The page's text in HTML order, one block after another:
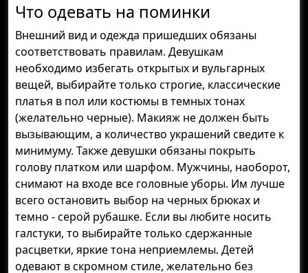
Что одевать на поминки
Внешний вид и одежда пришедших обязаны
соответствовать правилам. Девушкам
необходимо избегать открытых и вульгарных
вещей, выбирайте только строгие, классические
платья в пол или костюмы в темных тонах
(желательно черные). Макияж не должен быть
вызывающим, а количество украшений сведите к
минимуму. Также девушки обязаны покрыть
голову платком или шарфом. Мужчины, наоборот,
снимают на входе все головные уборы. Им лучше
всего остановить выбор на черных брюках и
темно - серой рубашке. Если вы любите носить
галстуки, то выбирайте только сдержанные
расцветки, яркие тона неприемлемы. Детей
одевают в скромном стиле, желательно без